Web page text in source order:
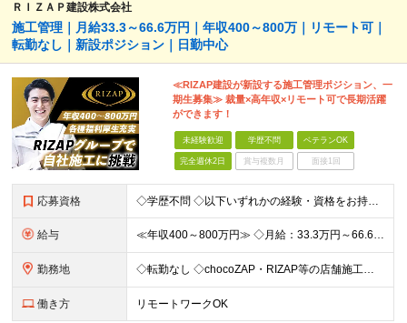
ＲＩＺＡＰ建設株式会社
施工管理｜月給33.3～66.6万円｜年収400～800万｜リモート可｜
転勤なし｜新設ポジション｜日勤中心
≪RIZAP建設が新設する施工管理ポジション、一
期生募集≫ 裁量×高年収×リモート可で長期活躍
ができます！
未経験歓迎 学歴不問 ベテランOK
完全週休2日 賞与複数月 面接1回
応募資格 ◇学歴不問 ◇以下いずれかの経験・資格をお持ちの方 ≪対象経験≫ ・店舗内装工事（フィットネス・飲食・物販など）の施工管理経験 ・電気/空調/給排水工事いずれかの施工管理経験（1年以上目安） ・職長
給与 ≪年収400～800万円≫ ◇月給：33.3万円～66.6万円 ◇残業代別途支給 ◇昇給年2回（実力次第でスピード昇給可能） スキル・経験に応じた評価制度 ￣￣￣￣￣￣￣￣￣￣￣￣￣ 新設チームのた
勤務地 ◇転勤なし ◇chocoZAP・RIZAP等の店舗施工を担当 ◇本社もしくは在宅での勤務になります 【本社所在地】 東京都新宿区西新宿8-17-1 住友不動産新宿グランドタワー36F 【転勤につい
働き方 リモートワークOK